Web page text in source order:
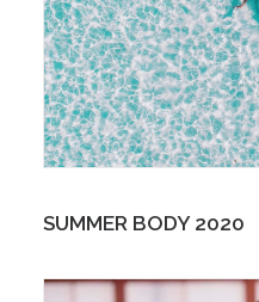
SUMMER BODY 2020